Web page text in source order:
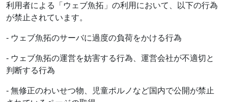
利用者による「ウェブ魚拓」の利用において、以下の行為
が禁止されています。
- ウェブ魚拓のサーバに過度の負荷をかける行為
- ウェブ魚拓の運営を妨害する行為、運営会社が不適切と
判断する行為
- 無修正のわいせつ物、児童ポルノなど国内で公開が禁止